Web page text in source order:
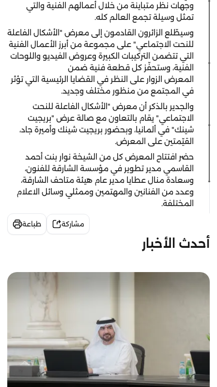
وجهات نظر متباينة من خلال أعمالهم الفنية والتي
تمثل وسيلة تجمع العالم كله.
وسيطّلع الزائرون القادمون إلى معرض "الأشكال الفاعلة
للنحت الاجتماعي" على مجموعة من أبرز الأعمال الفنية
التي تتضمن التركيبات الكبيرة وعروض الفيديو واللوحات
الفنية، وستحفّز كل قطعة فنية ضمن
المعرض الزوار على النظر في القضايا الرئيسية التي تؤثر
في المجتمع من منظور مختلف وجديد.
والجدير بالذكر أن معرض "الأشكال الفاعلة للنحت
الاجتماعي" يقام بالتعاون مع صالة عرض "بريجيت
شينك" في ألمانيا، وبحضور بريجيت شينك وأميرة جاد،
القيّمتين على المعرض.
حضر افتتاح المعرض كل من الشيخة نوار بنت أحمد
القاسمي مدير تطوير في مؤسسة الشارقة للفنون،
وسعادة منال عطايا مدير عام هيئة متاحف الشارقة،
وعدد من الفنانين والمهتمين وممثلي وسائل الاعلام
المختلفة.
مشاركة طباعة
أحدث الأخبار